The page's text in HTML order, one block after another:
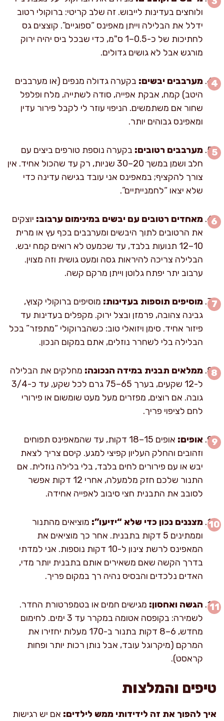
ולוחצים בעדינות לייבוש. זה שלב קריטי: ברוקולי רטוב
ידלל את הבלילה וייתן מאפינס “ספוגיים”. קוצצים גס
לחתיכות של כ-0.5–1 ס"מ, כדי שבכל ביס יהיה ירוק
מורגש אבל לא גושים גדולים.
מערבבים יבשים: בקערה גדולה מנפים (או מערבבים
היטב) קמח, אבקת אפייה, סודה לשתייה, מלח ופלפל
שחור אם משתמשים. הניפוי עוזר לי לקבל פירור עדין
ומאפינס גבוהים יותר.
מערבבים רטובים: בקערה נוספת טורפים ביצים עם
חלב ושמן במשך 20–30 שניות, רק עד שהכול אחיד. אין
צורך להקציף; במאפינס אני עובד בגישה עדינה כדי
שלא יצאו “לחמנייתיים”.
מאחדים רטובים עם יבשים במינימום ערבוב: יוצקים
את הרטובים לתוך היבשים ומערבבים בכף עץ או מרית
10–12 תנועות בלבד, עד שכמעט לא רואים קמח יבש.
הבלילה צריכה להיראות גסה ומעט גושית וזה מצוין.
ערבוב יתר יפתח גלוטן וייתן מרקם קשה.
מוסיפים תוספות בעדינות: מוסיפים ברוקולי קצוץ,
גבינה צהובה, פרמזן ובצל ירוק. מקפלים בעדינות עד
פיזור אחיד. סימן ויזואלי טוב: כשהברוקולי “מתפזר” בכל
הבלילה בלי לשחרר נוזלים, אתם במקום הנכון.
ממלאים תבנית במידה הנכונה: מחלקים את הבלילה
ל-12 שקעים, בערך 65–75 גרם לכל שקע, עד כ-3/4
גובה. אם רוצים, מפזרים מעל מעט שומשום או פירורי
לחם לציפוי פריך.
אופים:
אופים 15–18 דקות, עד שהמאפינס תפוחים
וזהובים והחלק העליון קפיצי למגע. קיסם צריך לצאת
יבש או עם פירורים לחים בלבד, בלי בלילה נוזלית. אם
התנור שלכם חזק מלמעלה, אחרי 12 דקות אפשר
לסובב את התבנית חצי סיבוב לאפייה אחידה.
מצננים נכון כדי שלא “יזיעו”: מוציאים מהתנור
וממתינים 5 דקות בתבנית. אחר כך מוציאים את
המאפינס לרשת צינון ל-10 דקות נוספות. אני למדתי
בדרך הקשה שאם משאירים אותם בתבנית יותר מדי,
האדים נלכדים והבסיס נהיה רך במקום פריך.
הגשה ואחסון: מגישים חמים או בטמפרטורת החדר.
לשמירה: בקופסה אטומה במקרר עד 3 ימים. לחימום
מחדש, 6–8 דקות בתנור ב-170 מעלות יחזירו את
המרקם (מיקרוגל עובד, אבל נותן רכות יותר ופחות
קראסט).
טיפים והמלצות
איך להפוך את זה לידידותי ממש לילדים: אם יש רגישות